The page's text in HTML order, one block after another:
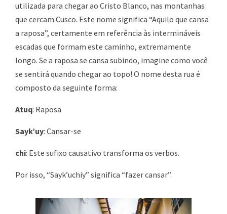
utilizada para chegar ao Cristo Blanco, nas montanhas
que cercam Cusco. Este nome significa “Aquilo que cansa
a raposa”, certamente em referência às intermináveis
escadas que formam este caminho, extremamente
longo. Se a raposa se cansa subindo, imagine como você
se sentirá quando chegar ao topo! O nome desta rua é
composto da seguinte forma:
Atuq: Raposa
Sayk’uy: Cansar-se
chi: Este sufixo causativo transforma os verbos.
Por isso, “Sayk’uchiy” significa “fazer cansar”.